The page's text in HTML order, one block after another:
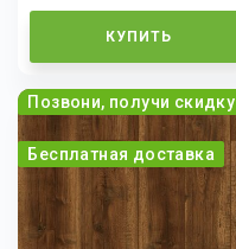
КУПИТЬ
Позвони, получи скидку
Бесплатная доставка